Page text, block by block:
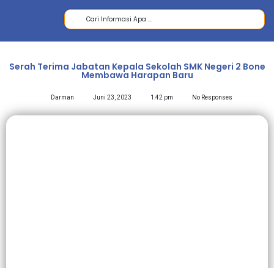
Serah Terima Jabatan Kepala Sekolah SMK Negeri 2 Bone
Membawa Harapan Baru
Darman Juni 23, 2023 1:42 pm No Responses